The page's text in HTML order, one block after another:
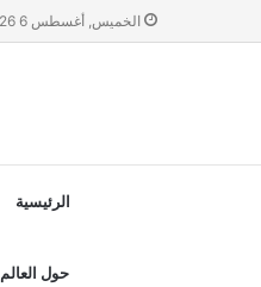
الخميس, أغسطس 6 2026
الرئيسية
حول العالم